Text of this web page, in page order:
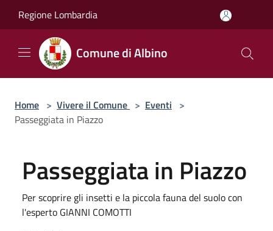
Regione Lombardia
Comune di Albino
Home > Vivere il Comune > Eventi >
Passeggiata in Piazzo
Passeggiata in Piazzo
Per scoprire gli insetti e la piccola fauna del suolo con
l'esperto GIANNI COMOTTI